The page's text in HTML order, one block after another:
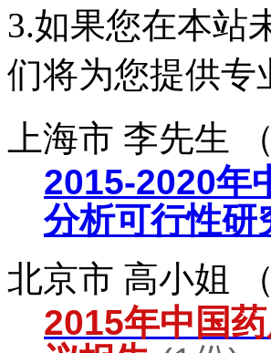
3.如果您在本站
们将为您提供专
上海市 李先生
2015-2020年
分析可行性研
北京市 高小姐
2015年中国